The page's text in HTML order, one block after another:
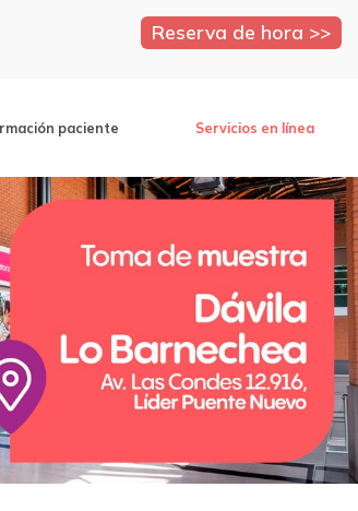
Reserva de hora >>
paciente Servicios en línea